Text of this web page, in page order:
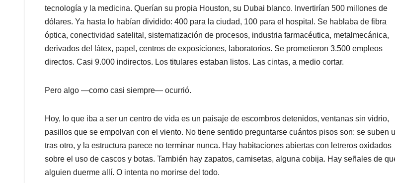
tecnología y la medicina. Querían su propia Houston, su Dubai blanco. Invertirían 500 millones de
dólares. Ya hasta lo habían dividido: 400 para la ciudad, 100 para el hospital. Se hablaba de fibra
óptica, conectividad satelital, sistematización de procesos, industria farmacéutica, metalmecánica,
derivados del látex, papel, centros de exposiciones, laboratorios. Se prometieron 3.500 empleos
directos. Casi 9.000 indirectos. Los titulares estaban listos. Las cintas, a medio cortar.
Pero algo —como casi siempre— ocurrió.
Hoy, lo que iba a ser un centro de vida es un paisaje de escombros detenidos, ventanas sin vidrio,
pasillos que se empolvan con el viento. No tiene sentido preguntarse cuántos pisos son: se suben
tras otro, y la estructura parece no terminar nunca. Hay habitaciones abiertas con letreros oxidados
sobre el uso de cascos y botas. También hay zapatos, camisetas, alguna cobija. Hay señales de
alguien duerme allí. O intenta no morirse del todo.